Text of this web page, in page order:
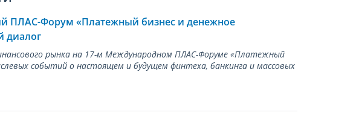
ПЛАС-Форум «Платежный бизнес и денежное
диалог
рынка на 17-м Международном ПЛАС-Форуме «Платежный
событий о настоящем и будущем финтеха, банкинга и массовых